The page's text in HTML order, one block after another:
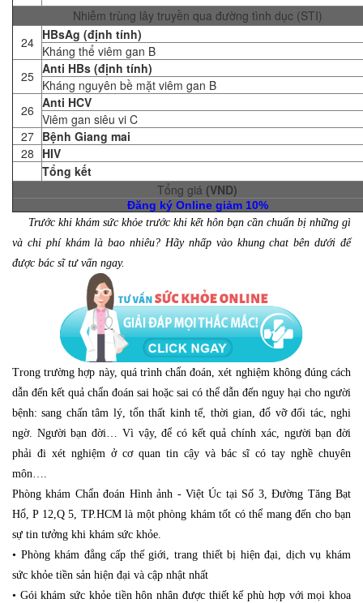
Nhiễm trùng lây truyền qua đường tình dục (STI)
24 HBsAg (định tính)
Kháng thể viêm gan B
25 Anti HBs (định tính)
Kháng nguyên bề mặt viêm gan B
26 Anti HCV
Viêm gan siêu vi C
27 Bệnh Giang mai
28 HIV
Tổng kết
Tổng giá (VND)
Đăng ký Online giảm 10%
Trước khi khám sức khỏe trước khi kết hôn bạn cần chuẩn bị những gì
và chi phí khám là bao nhiêu? Hãy nhấp vào khung chat bên dưới để
được bác sĩ tư vấn ngay.
Trong trường hợp này, quá trình chẩn đoán, xét nghiệm không đúng cách
dẫn đến kết quả chẩn đoán sai hoặc sai có thể dẫn đến nguy hại cho người
bệnh: sang chấn tâm lý, tổn thất kinh tế, thời gian, đổ vỡ đối tác, nghi
ngờ. Người bạn đời… Vì vậy, để có kết quả chính xác, người bạn đời
phải đi xét nghiệm ở cơ quan tin cậy và bác sĩ có tay nghề chuyên
môn….
Phòng khám Chẩn đoán Hình ảnh - Việt Úc tại Số 3, Đường Tăng Bạt
Hổ, P 12,Q 5, TP.HCM là một phòng khám tốt có thể mang đến cho bạn
sự tin tưởng khi khám sức khỏe.
• Phòng khám đẳng cấp thế giới, trang thiết bị hiện đại, dịch vụ khám
sức khỏe tiền sản hiện đại và cập nhật nhất
• Gói khám sức khỏe tiền hôn nhân được thiết kế phù hợp với mọi khoa